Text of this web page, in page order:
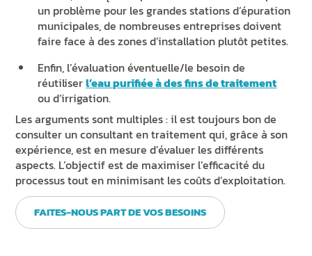
un problème pour les grandes stations d’épuration
municipales, de nombreuses entreprises doivent
faire face à des zones d’installation plutôt petites.
Enfin, l’évaluation éventuelle/le besoin de
réutiliserl’eau purifiée à des fins de traitement
ou d’irrigation.
Les arguments sont multiples : il est toujours bon de
consulter un consultant en traitement qui, grâce à son
expérience, est en mesure d’évaluer les différents
aspects. L’objectif est de maximiser l’efficacité du
processus tout en minimisant les coûts d’exploitation.
FAITES-NOUS PART DE VOS BESOINS